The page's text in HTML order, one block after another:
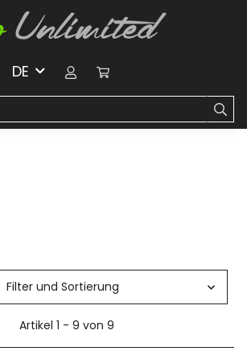
DE
Filter und Sortierung
Artikel 1 - 9 von 9